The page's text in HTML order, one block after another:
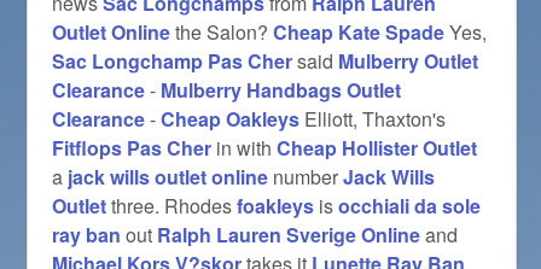
Outlet Onlinethe Salon?Cheap Kate SpadeYes,
Sac Longchamp Pas Chersaid Mulberry Outlet
Clearance- Mulberry Handbags Outlet
Clearance-Cheap Oakleys Elliott, Thaxton's
Fitflops Pas Cher in withCheap Hollister Outlet
a jack wills outlet online numberJack Wills
Outletthree. Rhodesfoakleys isocchiali da sole
ray ban out Ralph Lauren Sverige Onlineand
Michael Kors V?skortakes it Lunette Ray Ban